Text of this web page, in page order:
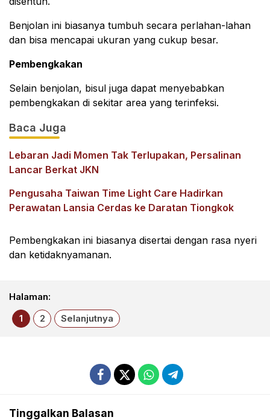
Benjolan ini biasanya tumbuh secara perlahan-lahan
dan bisa mencapai ukuran yang cukup besar.
Pembengkakan
Selain benjolan, bisul juga dapat menyebabkan
pembengkakan di sekitar area yang terinfeksi.
Baca Juga
Lebaran Jadi Momen Tak Terlupakan, Persalinan
Lancar Berkat JKN
Pengusaha Taiwan Time Light Care Hadirkan
Perawatan Lansia Cerdas ke Daratan Tiongkok
Pembengkakan ini biasanya disertai dengan rasa nyeri
dan ketidaknyamanan.
Halaman:
1
2 Selanjutnya
Tinggalkan Balasan